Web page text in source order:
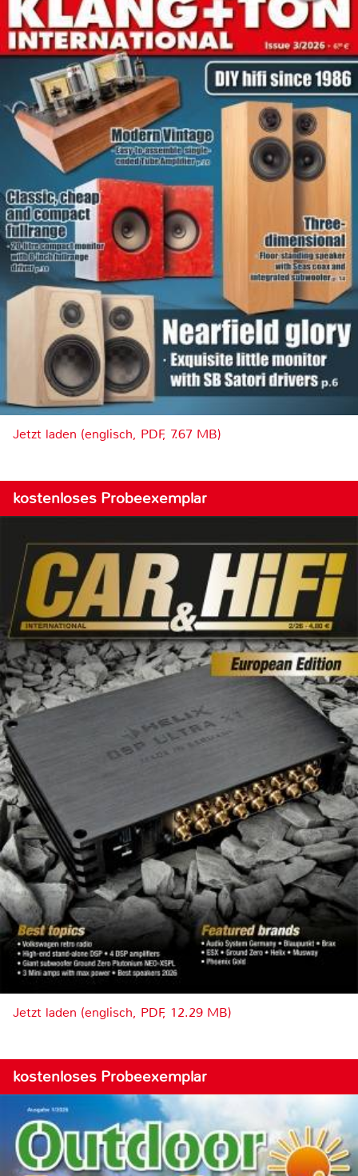
Jetzt laden (englisch, PDF, 7.67 MB)
kostenloses Probeexemplar
Jetzt laden (englisch, PDF, 12.29 MB)
kostenloses Probeexemplar